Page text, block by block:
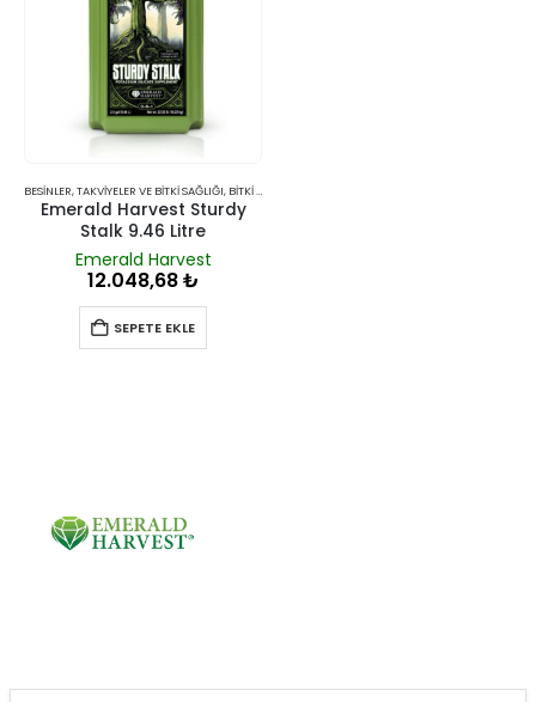
BESINLER, TAKVIYELER VE BITKI SAĞLIĞI, BITKI BESINLERI VE TAKVIYELERI
Emerald Harvest Sturdy
Stalk 9.46 Litre
Emerald Harvest
12.048,68₺
SEPETE EKLE